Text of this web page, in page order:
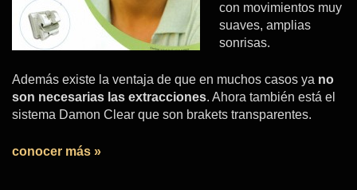
con movimientos muy
suaves, amplias
sonrisas.
Además existe la ventaja de que en muchos casos ya no
son necesarias las extracciones. Ahora también está el
sistema Damon Clear que son brakets transparentes.
conocer más »